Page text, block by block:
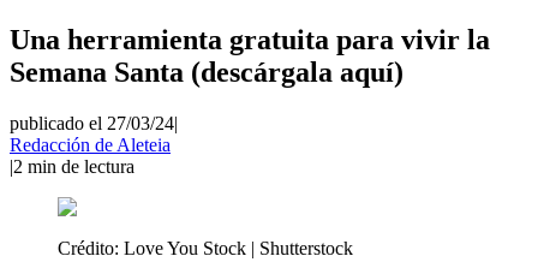
Una herramienta gratuita para vivir la
Semana Santa (descárgala aquí)
publicado el 27/03/24|
Redacción de Aleteia
|2 min de lectura
Crédito: Love You Stock | Shutterstock